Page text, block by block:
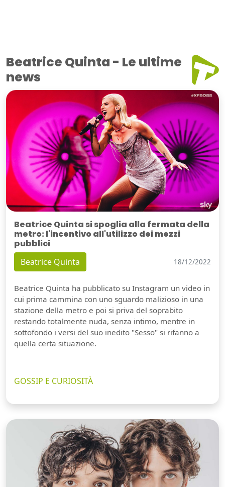
Beatrice Quinta - Le ultime
news
Beatrice Quinta si spoglia alla fermata della
metro: l'incentivo all'utilizzo dei mezzi
pubblici
Beatrice Quinta 18/12/2022
Beatrice Quinta ha pubblicato su Instagram un video in
cui prima cammina con uno sguardo malizioso in una
stazione della metro e poi si priva del soprabito
restando totalmente nuda, senza intimo, mentre in
sottofondo i versi del suo inedito "Sesso" si rifanno a
quella certa situazione.
GOSSIP E CURIOSITÀ